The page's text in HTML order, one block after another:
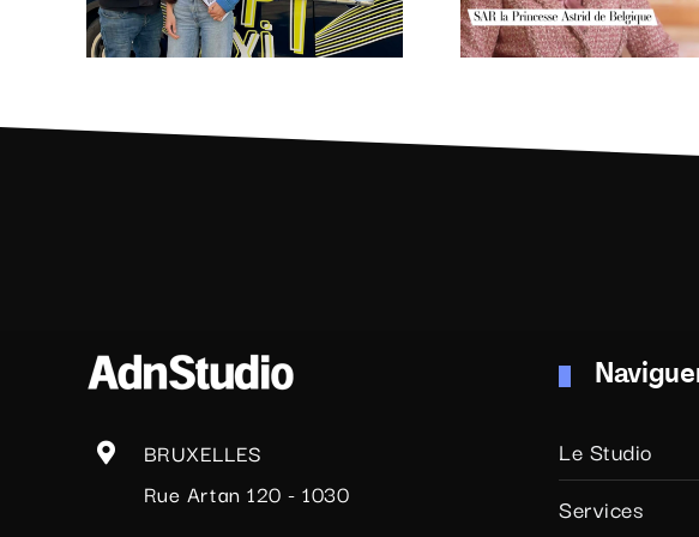
chez AdnStudio.
Tony
BRUXELLES
Rue Artan 120 - 1030
Le Studio
Services